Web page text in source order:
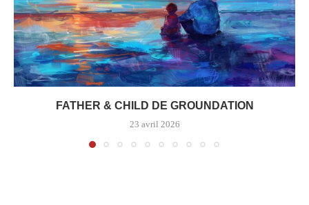
FATHER & CHILD DE GROUNDATION
23 avril 2026